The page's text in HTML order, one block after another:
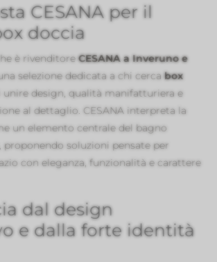
CESANA per il
doccia
è rivenditoreCESANA a Inveruno e
selezione dedicata a chi cercabox
design, qualità manifatturiera e
al dettaglio. CESANA interpreta la
un elemento centrale del bagno
proponendo soluzioni pensate per
con eleganza, funzionalità e carattere
dal design
e dalla forte identità